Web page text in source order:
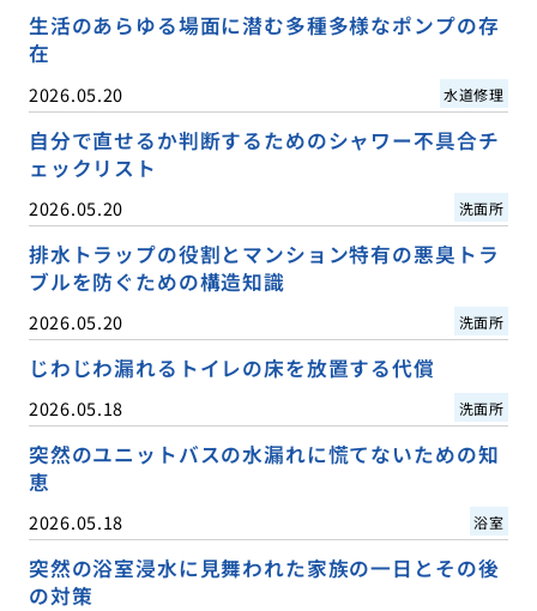
生活のあらゆる場面に潜む多種多様なポンプの存
在
2026.05.20 水道修理
自分で直せるか判断するためのシャワー不具合チ
ェックリスト
2026.05.20 洗面所
排水トラップの役割とマンション特有の悪臭トラ
ブルを防ぐための構造知識
2026.05.20 洗面所
じわじわ漏れるトイレの床を放置する代償
2026.05.18 洗面所
突然のユニットバスの水漏れに慌てないための知
恵
2026.05.18 浴室
突然の浴室浸水に見舞われた家族の一日とその後
の対策